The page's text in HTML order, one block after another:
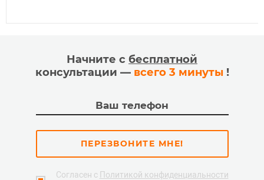
Начните с бесплатной
консультации — всего 3 минуты!
ПЕРЕЗВОНИТЕ МНЕ!
Согласен с Политикой конфиденциальности